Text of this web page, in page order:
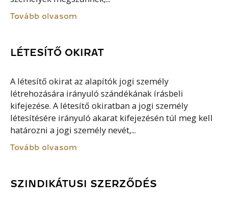
Tovább olvasom
LÉTESÍTŐ OKIRAT
A létesítő okirat az alapítók jogi személy
létrehozására irányuló szándékának írásbeli
kifejezése. A létesítő okiratban a jogi személy
létesítésére irányuló akarat kifejezésén túl meg kell
határozni a jogi személy nevét,...
Tovább olvasom
SZINDIKÁTUSI SZERZŐDÉS